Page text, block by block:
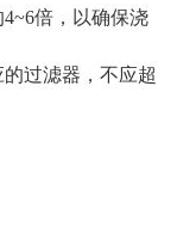
倍，以确保浇
过滤器，不应超